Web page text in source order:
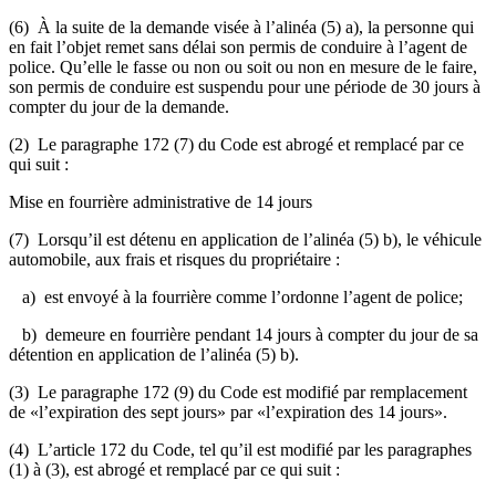
(6) À la suite de la demande visée à l’alinéa (5) a), la personne qui
en fait l’objet remet sans délai son permis de conduire à l’agent de
police. Qu’elle le fasse ou non ou soit ou non en mesure de le faire,
son permis de conduire est suspendu pour une période de 30 jours à
compter du jour de la demande.
(2) Le paragraphe 172 (7) du Code est abrogé et remplacé par ce
qui suit :
Mise en fourrière administrative de 14 jours
(7) Lorsqu’il est détenu en application de l’alinéa (5) b), le véhicule
automobile, aux frais et risques du propriétaire :
a) est envoyé à la fourrière comme l’ordonne l’agent de police;
b) demeure en fourrière pendant 14 jours à compter du jour de sa
détention en application de l’alinéa (5) b).
(3) Le paragraphe 172 (9) du Code est modifié par remplacement
de «l’expiration des sept jours» par «l’expiration des 14 jours».
(4) L’article 172 du Code, tel qu’il est modifié par les paragraphes
(1) à (3), est abrogé et remplacé par ce qui suit :